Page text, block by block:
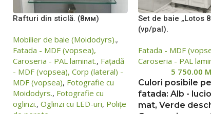
Rafturi din sticlă. (8мм)
Mobilier de baie (Moidodyrs).,
Fatada - MDF (vopsea),
Caroseria - PAL laminat., Fațadă
- MDF (vopsea), Corp (lateral) -
MDF (vopsea), Fotografie cu
Moidodyrs., Fotografie cu
oglinzi., Oglinzi cu LED-uri, Polițe
Set de baie „Lotos
(vp/pal).
Fatada - MDF
Caroseria - PAL
5 750.00
Culori posibile
fatada: Alb -
mat, Verde